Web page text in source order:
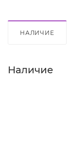
НАЛИЧИЕ
Наличие